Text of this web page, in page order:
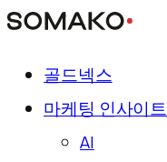
골드넥스
마케팅 인사이트
AI